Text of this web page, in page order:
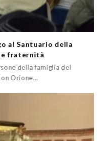
al Santuario della
e fraternità
della famiglia del
Orione…